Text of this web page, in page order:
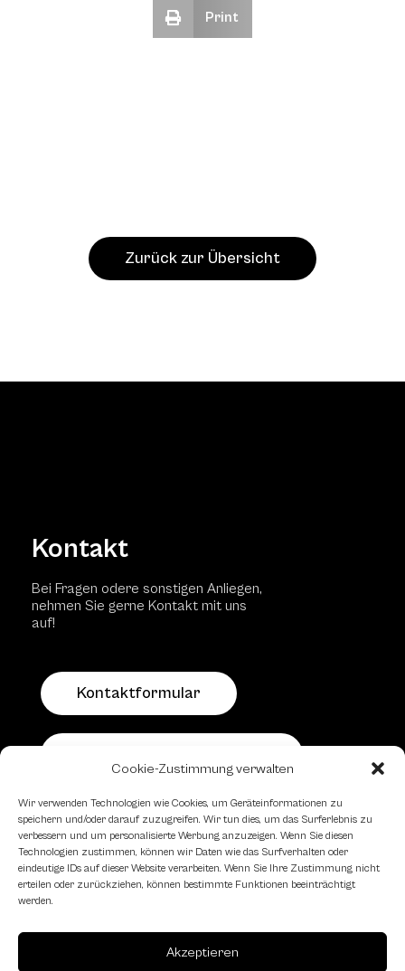
Cookie-Zustimmung verwalten
Wir verwenden Technologien wie Cookies, um Geräteinformationen zu
speichern und/oder darauf zuzugreifen. Wir tun dies, um das Surferlebnis zu
verbessern und um personalisierte Werbung anzuzeigen. Wenn Sie diesen
Technologien zustimmen, können wir Daten wie das Surfverhalten oder
eindeutige IDs auf dieser Website verarbeiten. Wenn Sie Ihre Zustimmung nicht
erteilen oder zurückziehen, können bestimmte Funktionen beeinträchtigt
werden.
Akzeptieren
Print
Zurück zur Übersicht
Kontakt
Bei Fragen odere sonstigen Anliegen,
nehmen Sie gerne Kontakt mit uns
auf!
Kontaktformular